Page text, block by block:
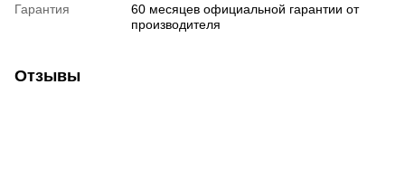
Гарантия
60 месяцев официальной гарантии от
производителя
Отзывы